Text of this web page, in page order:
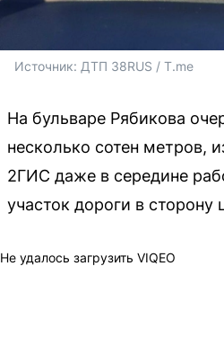
Источник: ДТП 38RUS / T.me
На бульваре Рябикова
несколько сотен метров,
2ГИС даже в середине
участок дороги в
Не удалось загрузить VIQEO